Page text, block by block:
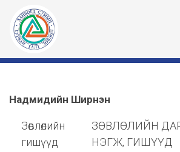
Надмидийн Ширнэн
Зөвлөлийн
гишүүд
ЗӨВЛӨЛИЙН
НЭГЖ, ГИШҮҮД